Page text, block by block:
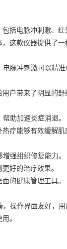
括电脉冲刺激、红
这款仪器提供了一
脉冲刺激可以精
户带来了明显的舒
助加速炎症消退。
疗能够有效缓解肌
强组织修复能力。
好的治疗效果。
的健康管理工具。
操作界面友好，
。